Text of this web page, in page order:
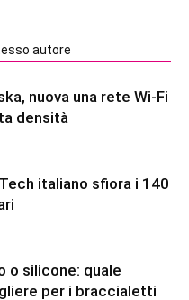
autore
nuova una rete Wi-Fi
densità
italiano sfiora i 140
o silicone: quale
per i braccialetti